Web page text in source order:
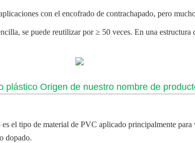
con el encofrado de contrachapado, pero
se puede reutilizar por ≥ 50 veces. En una
plástico Origen de nuestro nombre de
el tipo de material de PVC aplicado principalmente
dopado.